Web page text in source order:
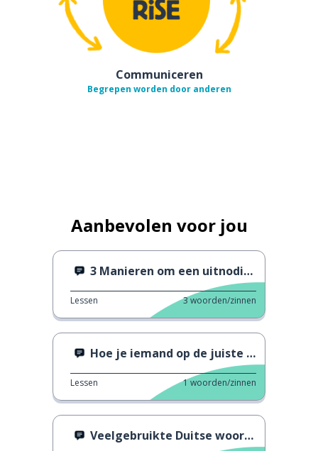
Communiceren
Begrepen worden door anderen
Aanbevolen voor jou
3 Manieren om een uitnodiging te accepteren
Lessen 3woorden/zinnen
Hoe je iemand op de juiste manier beledigt
Lessen 1woorden/zinnen
Veelgebruikte Duitse woorden